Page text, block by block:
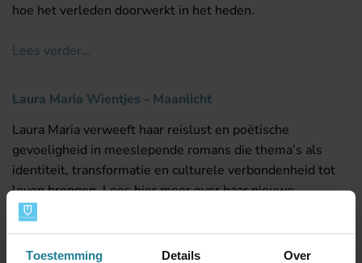
Toestemming Details Over
hoe het verleden doorwerkt in het heden.
Lees verder...
Laura Maria Wientjes - Maanlicht
Laura Maria verweeft haar reislust en poëtische
gevoeligheid in meeslepende romans die thema’s als
identiteit, transformatie en culturele verbondenheid tot
leven brengen. Lees hier meer over haar nieuwe
boek
Lees verder...